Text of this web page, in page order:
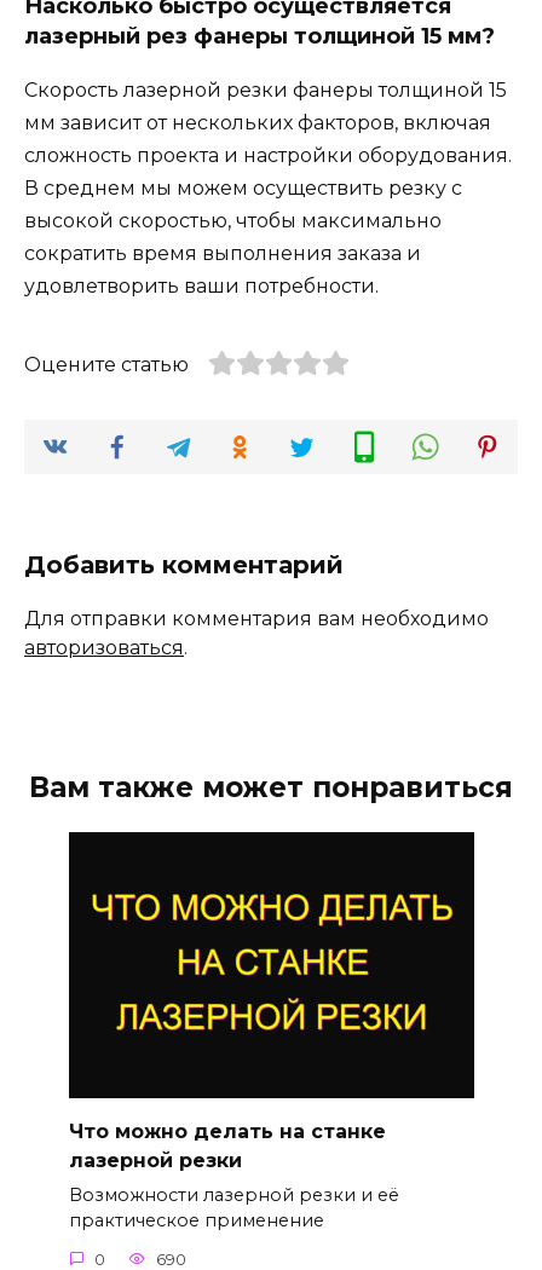
Насколько быстро осуществляется
лазерный рез фанеры толщиной 15 мм?
Скорость лазерной резки фанеры толщиной 15
мм зависит от нескольких факторов, включая
сложность проекта и настройки оборудования.
В среднем мы можем осуществить резку с
высокой скоростью, чтобы максимально
сократить время выполнения заказа и
удовлетворить ваши потребности.
Оцените статью
Добавить комментарий
Для отправки комментария вам необходимо
авторизоваться.
Вам также может понравиться
Что можно делать на станке
лазерной резки
Возможности лазерной резки и её
практическое применение
0 690